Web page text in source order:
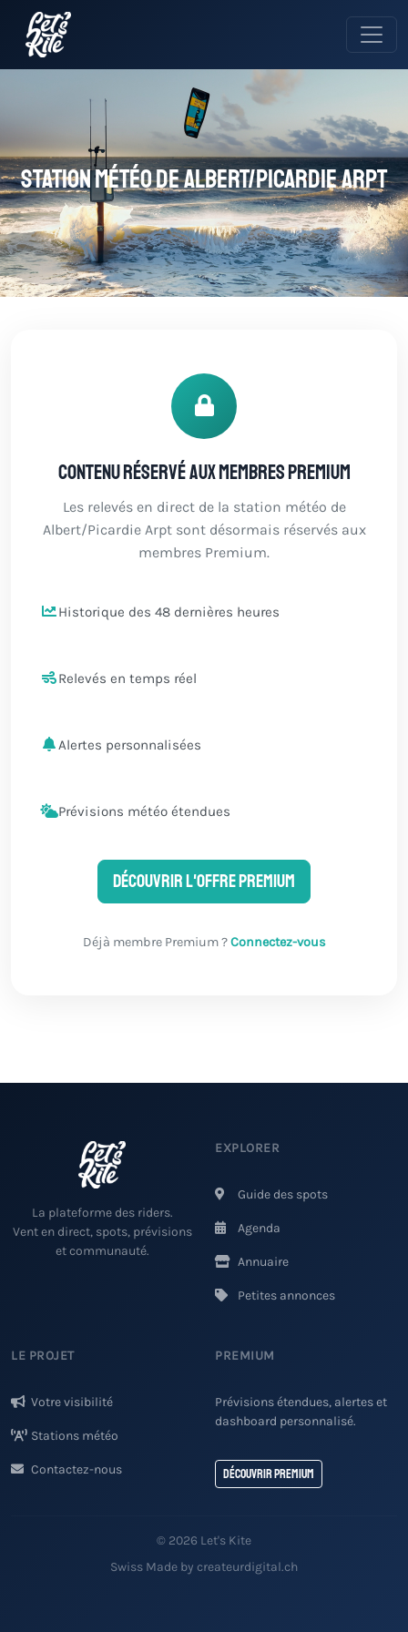
Station météo de Albert/Picardie Arpt
Contenu réservé aux membres Premium
Les relevés en direct de la station météo de
Albert/Picardie Arpt sont désormais réservés aux
membres Premium.
Historique des 48 dernières heures
Relevés en temps réel
Alertes personnalisées
Prévisions météo étendues
Découvrir l'offre Premium
Déjà membre Premium ?Connectez-vous
La plateforme des riders.
Vent en direct, spots, prévisions
et communauté.
EXPLORER
Guide des spots
Agenda
Annuaire
Petites annonces
LE PROJET
Votre visibilité
Stations météo
Contactez-nous
PREMIUM
Prévisions étendues, alertes et
dashboard personnalisé.
Découvrir Premium
© 2026 Let's Kite
Swiss Made by createurdigital.ch